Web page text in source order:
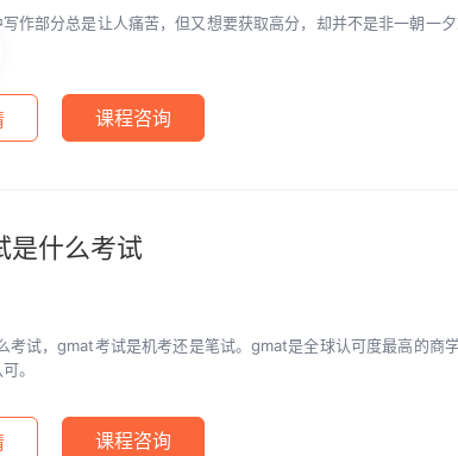
作部分总是让人痛苦，但又想要获取高分，却并不是非一朝一
课程咨询
是什么考试
考试，gmat考试是机考还是笔试。gmat是全球认可度最高的商
。
课程咨询